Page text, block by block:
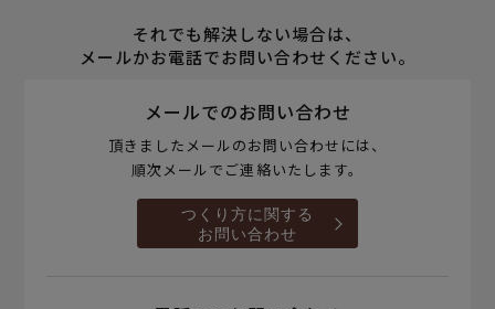
それでも解決しない場合は、
メールかお電話でお問い合わせください。
メールでのお問い合わせ
頂きましたメールのお問い合わせには、
順次メールでご連絡いたします。
つくり方に関する
お問い合わせ